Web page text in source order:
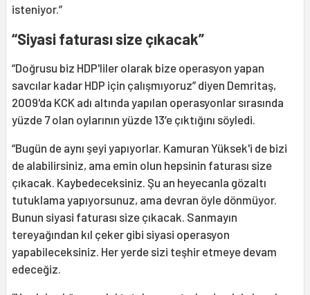
isteniyor.”
“Siyasi faturası size çıkacak”
“Doğrusu biz HDP'liler olarak bize operasyon yapan
savcılar kadar HDP için çalışmıyoruz” diyen Demritaş,
2009'da KCK adı altında yapılan operasyonlar sırasında
yüzde 7 olan oylarının yüzde 13’e çıktığını söyledi.
“Bugün de aynı şeyi yapıyorlar. Kamuran Yüksek'i de bizi
de alabilirsiniz, ama emin olun hepsinin faturası size
çıkacak. Kaybedeceksiniz. Şu an heyecanla gözaltı
tutuklama yapıyorsunuz, ama devran öyle dönmüyor.
Bunun siyasi faturası size çıkacak. Sanmayın
tereyağından kıl çeker gibi siyasi operasyon
yapabileceksiniz. Her yerde sizi teşhir etmeye devam
edeceğiz.